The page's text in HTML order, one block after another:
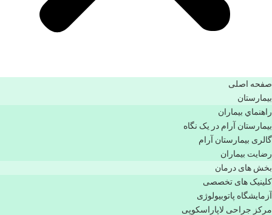
صفحه اصلی
بيمارستان
راهنماي بیماران
بیمارستان آرام در یک نگاه
گالری بیمارستان آرام
رضایت بیماران
بخش های درمان
کلینیک های تخصصی
آزمایشگاه پاتوبیولوژی
مرکز جراحی لاپاراسکوپی